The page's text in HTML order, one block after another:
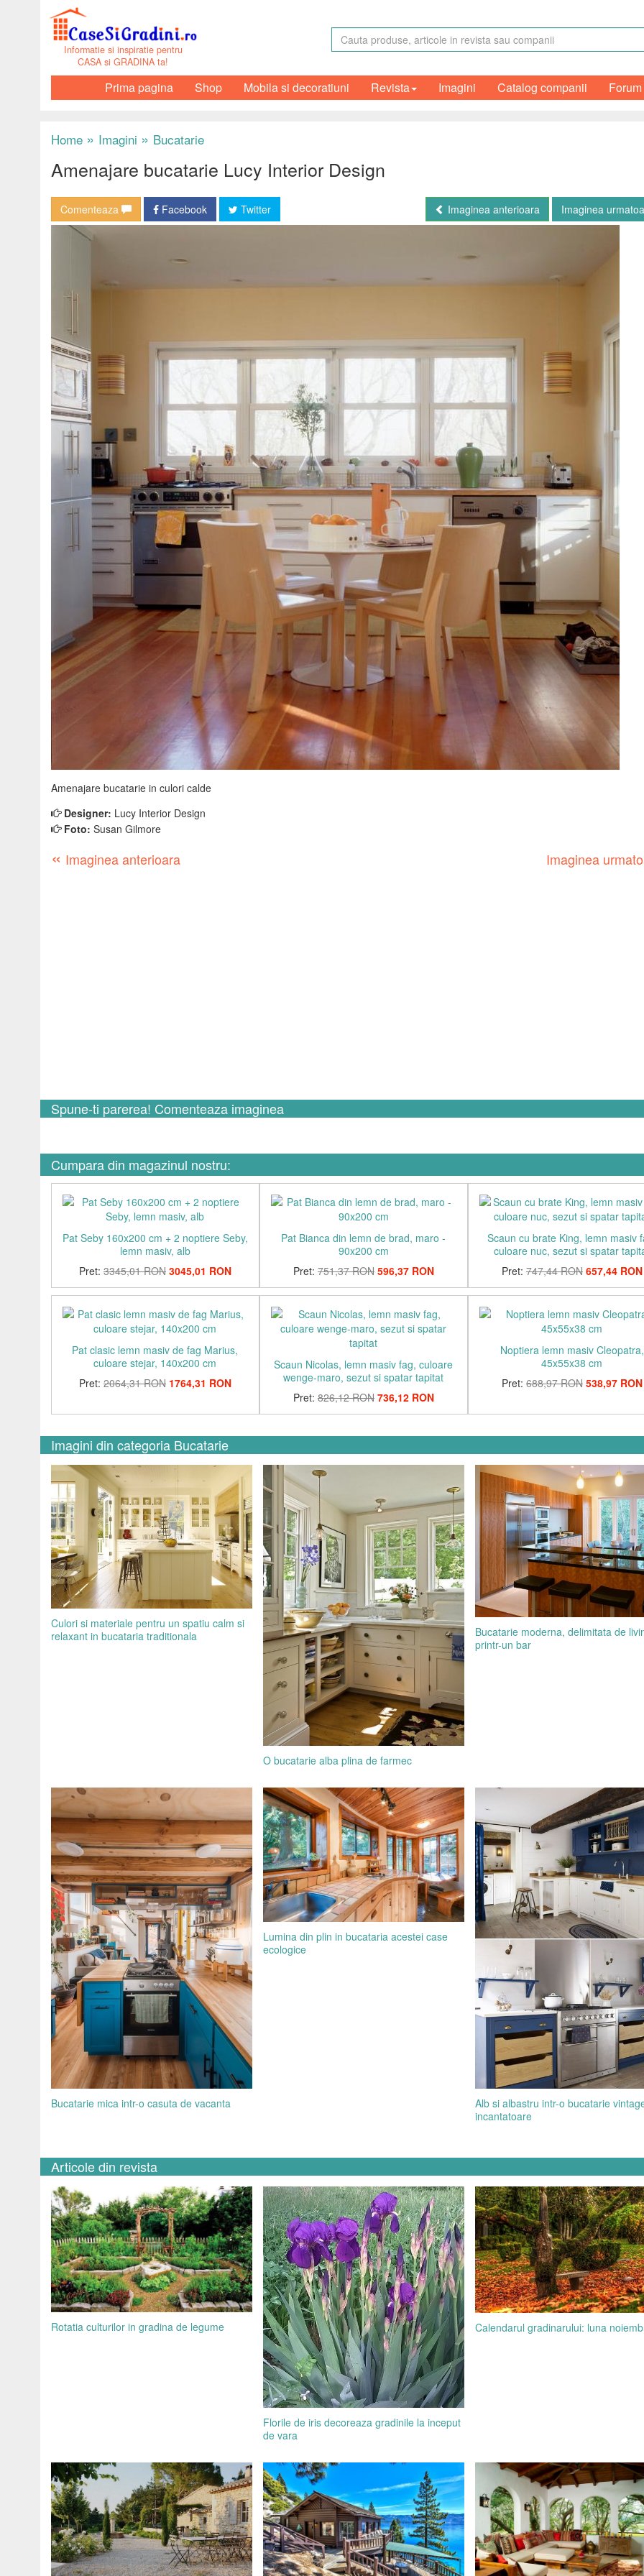
Informatie si inspiratie pentru
CASA si GRADINA ta!
Prima pagina Shop Mobila si decoratiuni Revista Imagini Catalog companii Forum
Home » Imagini » Bucatarie
Amenajare bucatarie Lucy Interior Design
Comenteaza Facebook Twitter Imaginea anterioara Imaginea
Amenajare bucatarie in culori calde
Designer: Lucy Interior Design
Foto: Susan Gilmore
« Imaginea anterioara Imaginea
Spune-ti parerea! Comenteaza imaginea
Cumpara din magazinul nostru:
Pat Seby 160x200 cm + 2 noptiere Seby,
lemn masiv, alb
Pret: 3345,01 RON 3045,01 RON
Pat Bianca din lemn de brad, maro -
90x200 cm
Pret: 751,37 RON 596,37 RON
Scaun cu brate King, lemn masiv
culoare nuc, sezut si spatar
Pret: 747,44 RON 657,44 RON
Pat clasic lemn masiv de fag Marius,
culoare stejar, 140x200 cm
Pret: 2064,31 RON 1764,31 RON
Scaun Nicolas, lemn masiv fag, culoare
wenge-maro, sezut si spatar tapitat
Pret: 826,12 RON 736,12 RON
Noptiera lemn masiv Cleopatra,
45x55x38 cm
Pret: 688,97 RON 538,97 RON
Imagini din categoria Bucatarie
Culori si materiale pentru un spatiu calm si
relaxant in bucataria traditionala
O bucatarie alba plina de farmec
Bucatarie moderna, delimitata de
printr-un bar
Bucatarie mica intr-o casuta de vacanta
Lumina din plin in bucataria acestei case
ecologice
Alb si albastru intr-o bucatarie
incantatoare
Articole din revista
Rotatia culturilor in gradina de legume
Florile de iris decoreaza gradinile la inceput
de vara
Calendarul gradinarului: luna